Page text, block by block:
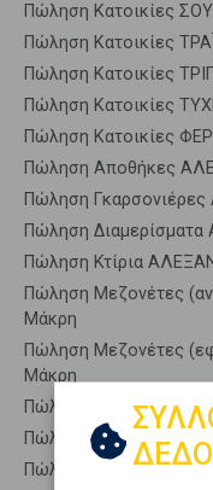
Πώληση Κατοικίες
Πώληση Κατοικίες
Πώληση Κατοικίες
Πώληση Κατοικίες
Πώληση Κατοικίες
Πώληση Αποθήκες
Πώληση
Πώληση
Πώληση Κτίρια
Πώληση Μεζονέτες
Μάκρη
Πώληση Μεζονέτες
Μάκρη
Πώληση
Πώληση Οικίες
Πώληση